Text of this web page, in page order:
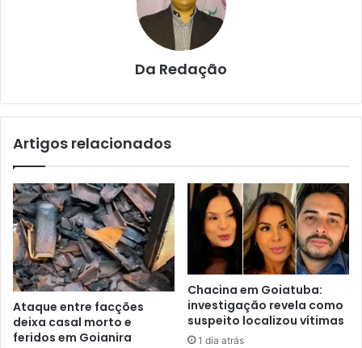
Da Redação
Artigos relacionados
Ataque entre facções
deixa casal morto e
feridos em Goianira
Chacina em Goiatuba:
investigação revela como
suspeito localizou vítimas
1 dia atrás